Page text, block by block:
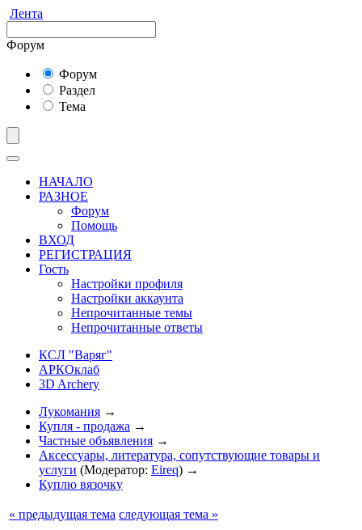
Лента
Форум
Форум
Раздел
Тема
НАЧАЛО
РАЗНОЕ
Форум
Помощь
ВХОД
РЕГИСТРАЦИЯ
Гость
Настройки профиля
Настройки аккаунта
Непрочитанные темы
Непрочитанные ответы
КСЛ "Варяг"
АРКОклаб
3D Archery
Лукомания →
Купля - продажа →
Частные объявления →
Аксессуары, литература, сопутствующие товары и
услуги (Модератор: Eireq) →
Куплю вязочку
« предыдущая тема следующая тема »